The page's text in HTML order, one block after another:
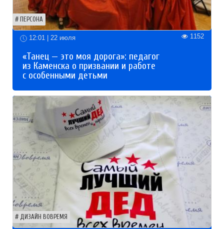
ПЕРСОНА
12:01 | 22 июля 1152
«Танец — это моя дорога»: педагог
из Каменска о призвании и работе
с особенными детьми
ДИЗАЙН ВОВРЕМЯ